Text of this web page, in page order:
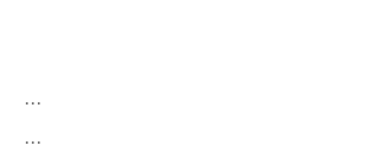
...
...